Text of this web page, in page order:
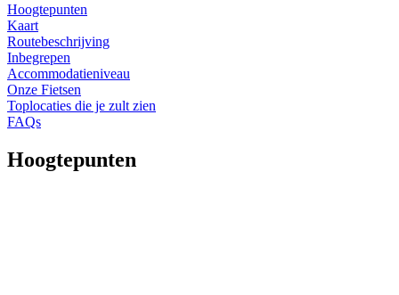
Hoogtepunten
Kaart
Routebeschrijving
Inbegrepen
Accommodatieniveau
Onze Fietsen
Toplocaties die je zult zien
FAQs
Hoogtepunten